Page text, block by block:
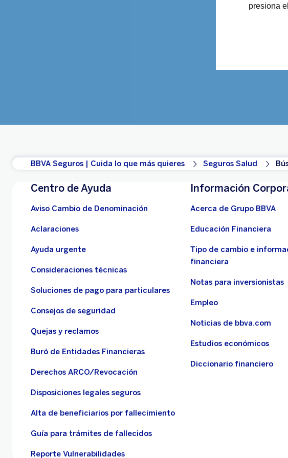
BBVA Seguros | Cuida lo que más quieres Seguros Salud
Centro de Ayuda
Aviso Cambio de Denominación
Aclaraciones
Ayuda urgente
Consideraciones técnicas
Soluciones de pago para particulares
Consejos de seguridad
Quejas y reclamos
Buró de Entidades Financieras
Derechos ARCO/Revocación
Disposiciones legales seguros
Alta de beneficiarios por fallecimiento
Guía para trámites de fallecidos
Reporte Vulnerabilidades
Información
Acerca de Grupo BBVA
Educación Financiera
Tipo de cambio e
financiera
Notas para inversionistas
Empleo
Noticias de bbva.com
Estudios económicos
Diccionario financiero